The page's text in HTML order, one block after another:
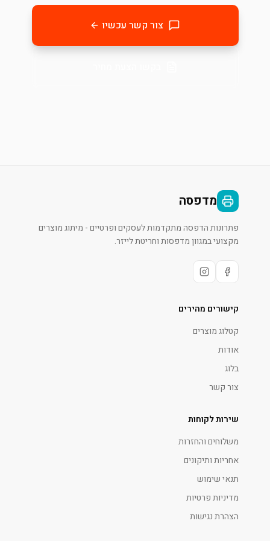
צור קשר עכשיו
מדפסה
פתרונות הדפסה מתקדמות לעסקים ופרטיים - מיתוג מוצרים
מקצועי במגוון מדפסות וחריטת לייזר.
קישורים מהירים
קטלוג מוצרים
אודות
בלוג
צור קשר
שירות לקוחות
משלוחים והחזרות
אחריות ותיקונים
תנאי שימוש
מדיניות פרטיות
הצהרת נגישות